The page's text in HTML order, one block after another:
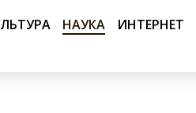
НАУКА ИНТЕРНЕТ